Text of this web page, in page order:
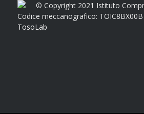
© Copyright 2021 Istituto
Codice meccanografico:
TosoLab